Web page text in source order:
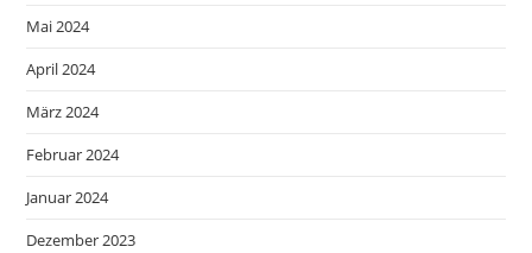
Mai 2024
April 2024
März 2024
Februar 2024
Januar 2024
Dezember 2023